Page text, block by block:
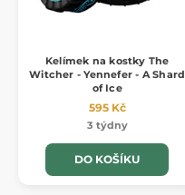
Kelímek na kostky The
Witcher - Yennefer - A Shard
of Ice
595 Kč
3 týdny
DO KOŠÍKU